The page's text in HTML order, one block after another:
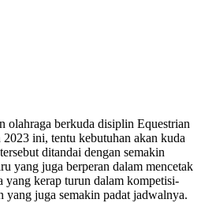
olahraga berkuda disiplin Equestrian
ini, tentu kebutuhan akan kuda
ditandai dengan semakin
yang juga berperan dalam mencetak
kerap turun dalam kompetisi-
yang juga semakin padat jadwalnya.